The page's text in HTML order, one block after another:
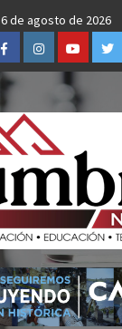
6 de agosto de 2026
FacebookInstagramYoutube